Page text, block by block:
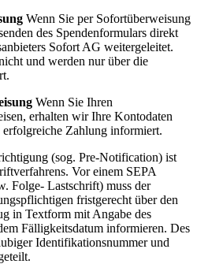
Wenn Sie per Sofortüberweisung
des Spendenformulars direkt
Sofort AG weitergeleitet.
und werden nur über die
Wenn Sie Ihren
erhalten wir Ihre Kontodaten
Zahlung informiert.
(sog. Pre-Notification) ist
Vor einem SEPA
Folge- Lastschrift) muss der
fristgerecht über den
in Textform mit Angabe des
Fälligkeitsdatum informieren. Des
Identifikationsnummer und